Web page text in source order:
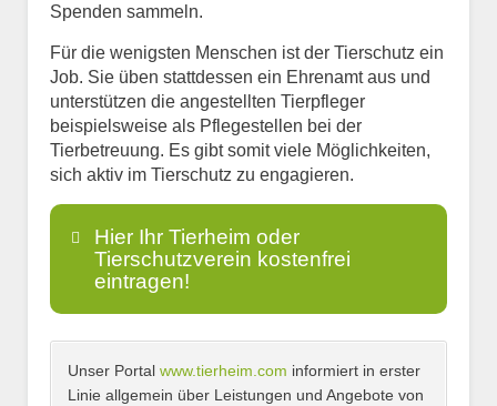
Spenden sammeln.
Für die wenigsten Menschen ist der Tierschutz ein
Job. Sie üben stattdessen ein Ehrenamt aus und
unterstützen die angestellten Tierpfleger
beispielsweise als Pflegestellen bei der
Tierbetreuung. Es gibt somit viele Möglichkeiten,
sich aktiv im Tierschutz zu engagieren.
Hier Ihr Tierheim oder
Tierschutzverein kostenfrei
eintragen!
Name*
Unser Portal www.tierheim.com informiert in erster
Linie allgemein über Leistungen und Angebote von